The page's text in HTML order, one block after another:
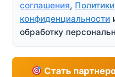
соглашения, Политики
конфиденциальности
обработку
Стать